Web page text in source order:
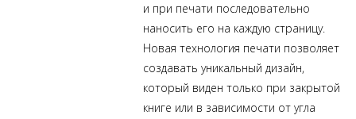
и при печати последовательно
наносить его на каждую страницу.
Новая технология печати позволяет
создавать уникальный дизайн,
который виден только при закрытой
книге или в зависимости от угла